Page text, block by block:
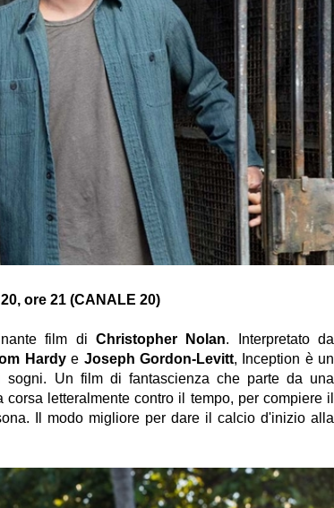
ore 21 (CANALE 20)
film diChristopher Nolan. Interpretato da
Hardye Joseph Gordon-Levitt, Inception è un
sogni. Un film di fantascienza che parte da una
letteralmente contro il tempo, per compiere il
Il modo migliore per dare il calcio d'inizio alla